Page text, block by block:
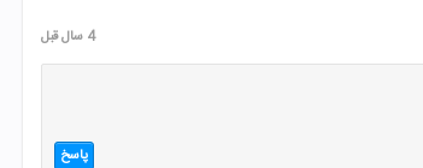
4 سال قبل
پاسخ